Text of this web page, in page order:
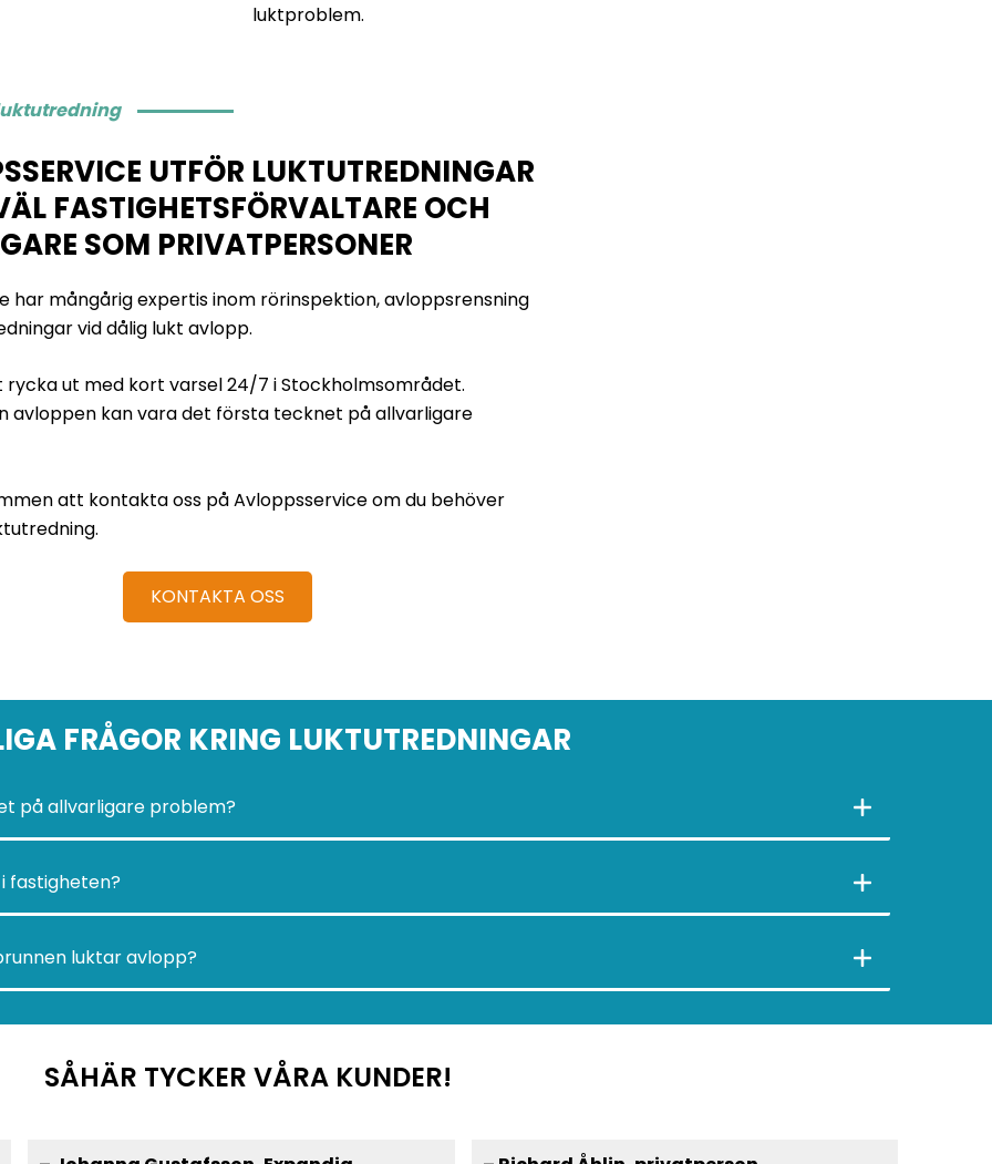
luktproblem.
UTFÖR LUKTUTREDNINGAR
FASTIGHETSFÖRVALTARE OCH
SOM PRIVATPERSONER
har mångårig expertis inom rörinspektion, avloppsrensning
vid dålig lukt avlopp.
rycka ut med kort varsel 24/7 i Stockholmsområdet.
avloppen kan vara det första tecknet på allvarligare
att kontakta oss på Avloppsservice om du behöver
KONTAKTA OSS
FRÅGOR KRING LUKTUTREDNINGAR
på allvarligare problem?
fastigheten?
luktar avlopp?
SÅHÄR TYCKER VÅRA KUNDER!